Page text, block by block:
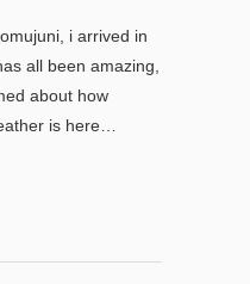
i arrived in
all been amazing,
about how
is here…